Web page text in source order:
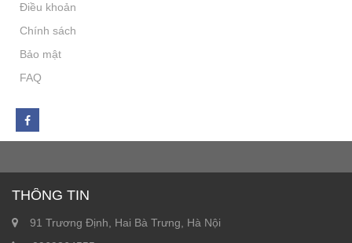
Điều khoản
Chính sách
Bảo mật
FAQ
THÔNG TIN
91 Trương Định, Hai Bà Trưng, Hà Nội